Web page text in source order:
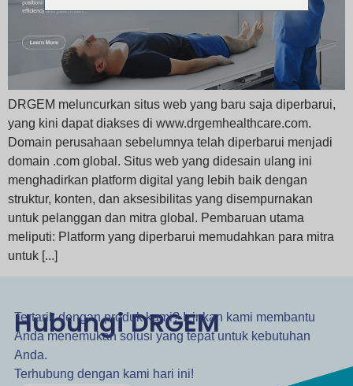
DRGEM meluncurkan situs web yang baru saja diperbarui,
yang kini dapat diakses di www.drgemhealthcare.com.
Domain perusahaan sebelumnya telah diperbarui menjadi
domain .com global. Situs web yang didesain ulang ini
menghadirkan platform digital yang lebih baik dengan
struktur, konten, dan aksesibilitas yang disempurnakan
untuk pelanggan dan mitra global. Pembaruan utama
meliputi: Platform yang diperbarui memudahkan para mitra
untuk [...]
Hubungi DRGEM
Tertarik dengan produk kami? Izinkan kami membantu
Anda menemukan solusi yang tepat untuk kebutuhan
Anda.
Terhubung dengan kami hari ini!